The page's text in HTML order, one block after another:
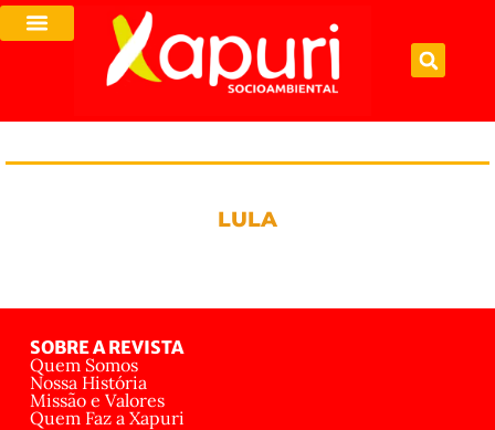
LULA
SOBRE A REVISTA
Quem Somos
Nossa História
Missão e Valores
Quem Faz a Xapuri